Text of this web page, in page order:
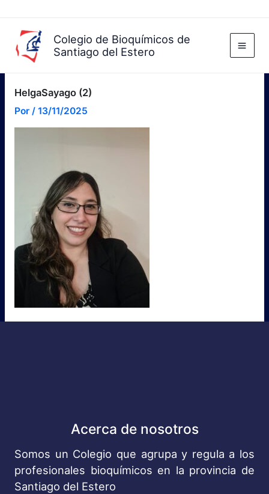
contenido
Colegio de Bioquímicos de
Santiago del Estero
HelgaSayago (2)
Por / 13/11/2025
Acerca de nosotros
Somos un Colegio que agrupa y regula a los
profesionales bioquímicos en la provincia de
Santiago del Estero